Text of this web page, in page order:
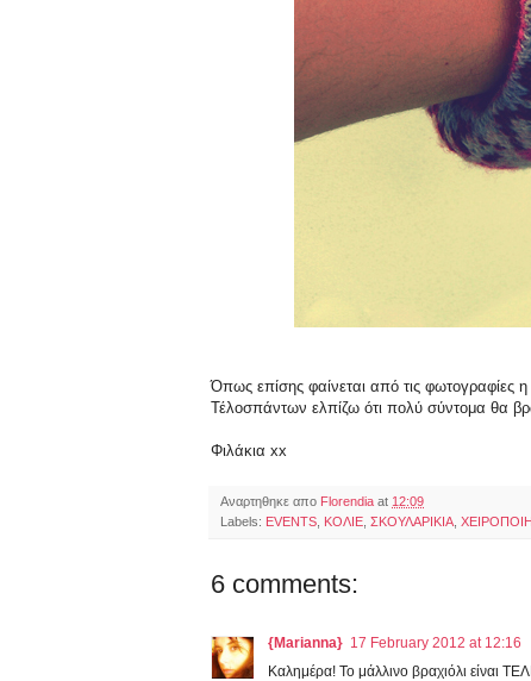
Όπως επίσης φαίνεται από τις φωτογραφίες
Τέλοσπάντων ελπίζω ότι πολύ σύντομα θα
Φιλάκια xx
Αναρτηθηκε απο Florendia at 12:09
Labels: EVENTS ΚΟΛΙΕ ΣΚΟΥΛΑΡΙΚΙΑ
6 comments:
{Marianna} 17 February 2012 at 12:16
Καλημέρα! Το μάλλινο βραχιόλι είναι